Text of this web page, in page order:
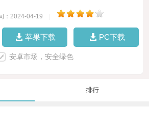
：2024-04-19
苹果下载 PC下载
安卓市场，安全绿色
排行